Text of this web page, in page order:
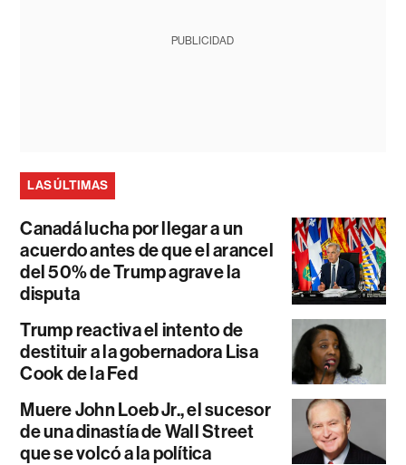
PUBLICIDAD
LAS ÚLTIMAS
Canadá lucha por llegar a un
acuerdo antes de que el arancel
del 50% de Trump agrave la
disputa
Trump reactiva el intento de
destituir a la gobernadora Lisa
Cook de la Fed
Muere John Loeb Jr., el sucesor
de una dinastía de Wall Street
que se volcó a la política